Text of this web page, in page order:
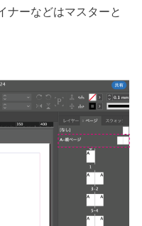
ナーなどはマスターと